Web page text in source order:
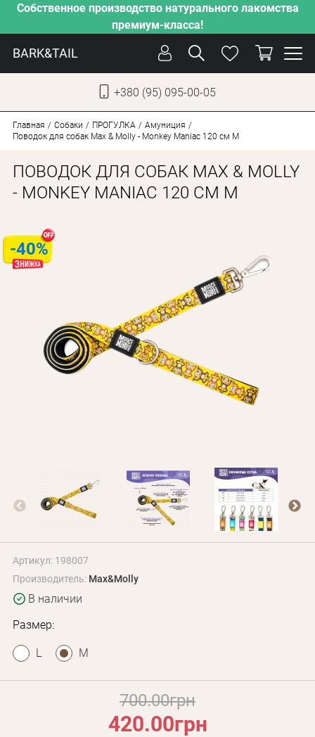
Собственное производство натурального лакомства
премиум-класса!
BARK&TAIL
+380 (95) 095-00-05
УХОД
ЗАБОТА
ДЛЯ КОТОВ
Оплата и доставка
Программа лояльности
+380 (95) 095-00-05
Главная Собаки ПРОГУЛКА
Амуниция
Поводок для собак Max & Molly - Monkey Maniac 120 см M
ПОВОДОК ДЛЯ СОБАК MAX & MOLLY
- MONKEY MANIAC 120 СМ M
-40%
Артикул: 198007
Производитель: Max&Molly
В наличии
Размер:
L M
700.00грн
420.00грн